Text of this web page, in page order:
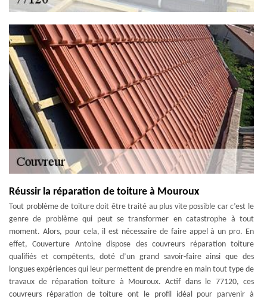
Réussir la réparation de toiture à Mouroux
Tout problème de toiture doit être traité au plus vite possible car c’est le
genre de problème qui peut se transformer en catastrophe à tout
moment. Alors, pour cela, il est nécessaire de faire appel à un pro. En
effet, Couverture Antoine dispose des couvreurs réparation toiture
qualifiés et compétents, doté d’un grand savoir-faire ainsi que des
longues expériences qui leur permettent de prendre en main tout type de
travaux de réparation toiture à Mouroux. Actif dans le 77120, ces
couvreurs réparation de toiture ont le profil idéal pour parvenir à